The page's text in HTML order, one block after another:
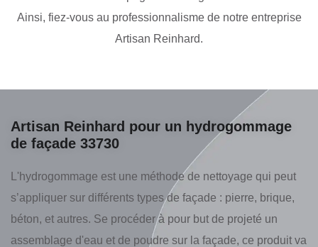
Ainsi, fiez-vous au professionnalisme de notre entreprise
Artisan Reinhard.
Artisan Reinhard pour un hydrogommage
de façade 33730
L'hydrogommage est une méthode de nettoyage qui peut
s’appliquer sur différents types de façade : pierre, brique,
béton, et autres. Se procéder à pour but de projeté un
assemblage d'eau et de poudre sur la façade, ce produit va